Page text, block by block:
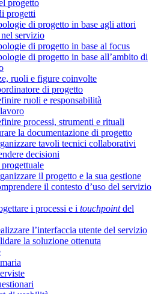
progetto
progetti
di progetto in base agli attori
servizio
di progetto in base al focus
di progetto in base all’ambito di
ruoli e figure coinvolte
di progetto
ruoli e responsabilità
processi, strumenti e rituali
la documentazione di progetto
tavoli tecnici collaborativi
decisioni
il progetto e la sua gestione
il contesto d’uso del servizio
i processi e i touchpointdel
l’interfaccia utente del servizio
la soluzione ottenuta